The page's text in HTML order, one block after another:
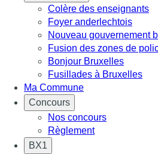
Colère des enseignants
Foyer anderlechtois
Nouveau gouvernement
Fusion des zones de
Bonjour Bruxelles
Fusillades à Bruxelles
Ma Commune
Concours
Nos concours
Règlement
BX1